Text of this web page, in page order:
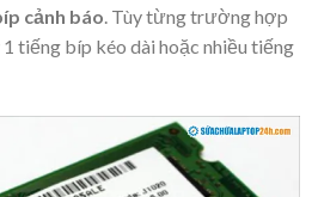
cảnh báo. Tùy từng trường hợp
tiếng bíp kéo dài hoặc nhiều tiếng